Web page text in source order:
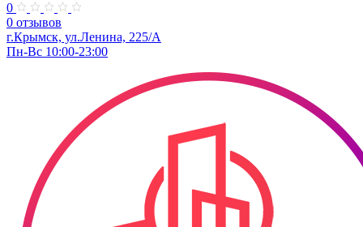
0
0 отзывов
г.Крымск, ул.Ленина, 225/А
Пн-Вс 10:00-23:00